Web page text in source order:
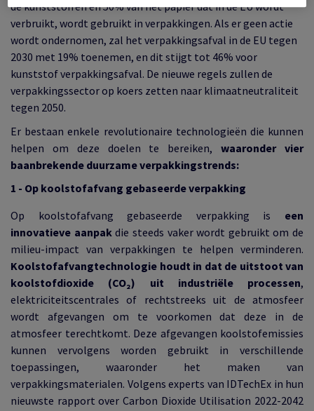
de kunststoffen en 50% van het papier dat in de EU wordt
verbruikt, wordt gebruikt in verpakkingen. Als er geen actie
wordt ondernomen, zal het verpakkingsafval in de EU tegen
2030 met 19% toenemen, en dit stijgt tot 46% voor
kunststof verpakkingsafval. De nieuwe regels zullen de
verpakkingssector op koers zetten naar klimaatneutraliteit
tegen 2050.
Er bestaan enkele revolutionaire technologieën die kunnen
helpen om deze doelen te bereiken,waaronder vier
baanbrekende duurzame verpakkingstrends:
1 - Op koolstofafvang gebaseerde verpakking
Op koolstofafvang gebaseerde verpakking is een
innovatieve aanpakdie steeds vaker wordt gebruikt om de
milieu-impact van verpakkingen te helpen verminderen.
Koolstofafvangtechnologie houdt in dat de uitstoot van
koolstofdioxide (CO₂) uit industriële processen,
elektriciteitscentrales of rechtstreeks uit de atmosfeer
wordt afgevangen om te voorkomen dat deze in de
atmosfeer terechtkomt. Deze afgevangen koolstofemissies
kunnen vervolgens worden gebruikt in verschillende
toepassingen, waaronder het maken van
verpakkingsmaterialen. Volgens experts van IDTechEx in hun
nieuwste rapport over Carbon Dioxide Utilisation 2022-2042